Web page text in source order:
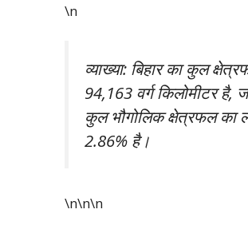
\n
व्याख्या: बिहार का कुल
94,163 वर्ग किलोमीटर है,
कुल भौगोलिक क्षेत्रफल का
2.86% है।
\n\n\n